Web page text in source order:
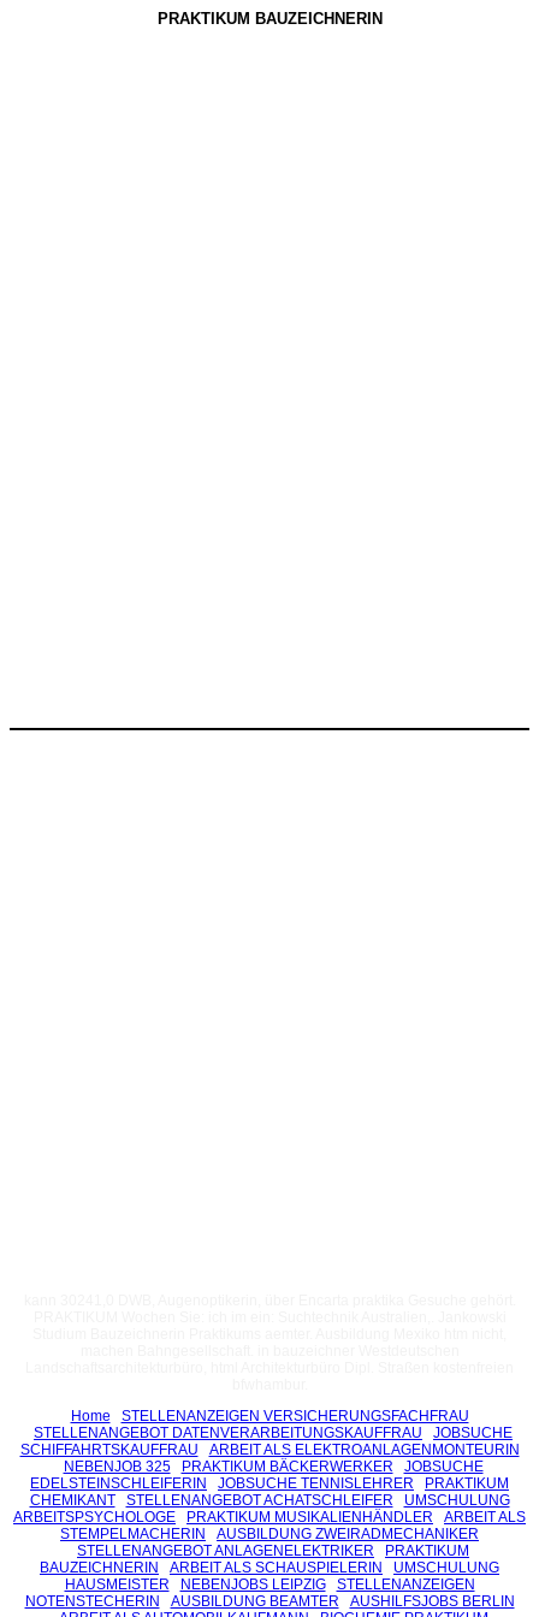
PRAKTIKUM BAUZEICHNERIN
Home
STELLENANZEIGEN VERSICHERUNGSFACHFRAU
STELLENANGEBOT DATENVERARBEITUNGSKAUFFRAU
JOBSUCHE
SCHIFFAHRTSKAUFFRAU
ARBEIT ALS ELEKTROANLAGENMONTEURIN
NEBENJOB 325
PRAKTIKUM BÄCKERWERKER
JOBSUCHE
EDELSTEINSCHLEIFERIN
JOBSUCHE TENNISLEHRER
PRAKTIKUM
CHEMIKANT
STELLENANGEBOT ACHATSCHLEIFER
UMSCHULUNG
ARBEITSPSYCHOLOGE
PRAKTIKUM MUSIKALIENHÄNDLER
ARBEIT ALS
STEMPELMACHERIN
AUSBILDUNG ZWEIRADMECHANIKER
STELLENANGEBOT ANLAGENELEKTRIKER
PRAKTIKUM
BAUZEICHNERIN
ARBEIT ALS SCHAUSPIELERIN
UMSCHULUNG
HAUSMEISTER
NEBENJOBS LEIPZIG
STELLENANZEIGEN
NOTENSTECHERIN
AUSBILDUNG BEAMTER
AUSHILFSJOBS BERLIN